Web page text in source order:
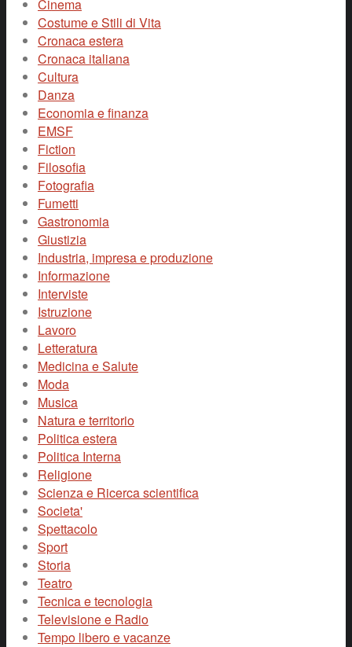
Cinema
Costume e Stili di Vita
Cronaca estera
Cronaca italiana
Cultura
Danza
Economia e finanza
EMSF
Fiction
Filosofia
Fotografia
Fumetti
Gastronomia
Giustizia
Industria, impresa e produzione
Informazione
Interviste
Istruzione
Lavoro
Letteratura
Medicina e Salute
Moda
Musica
Natura e territorio
Politica estera
Politica Interna
Religione
Scienza e Ricerca scientifica
Societa'
Spettacolo
Sport
Storia
Teatro
Tecnica e tecnologia
Televisione e Radio
Tempo libero e vacanze